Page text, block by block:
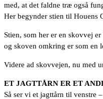
med, at det faldne træ også
Her begynder stien til Houens
Stien, som her er en skovvej
og skoven omkring er som en
Videre ad skovvejen, nu med
ET JAGTTÅRN ER ET
Så ser vi et jagttårn til venstre